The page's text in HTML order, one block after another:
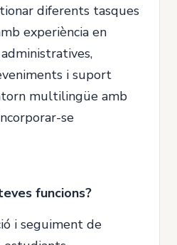
diferents tasques
experiència en
i suport
multilingüe amb
se
funcions?
i seguiment de